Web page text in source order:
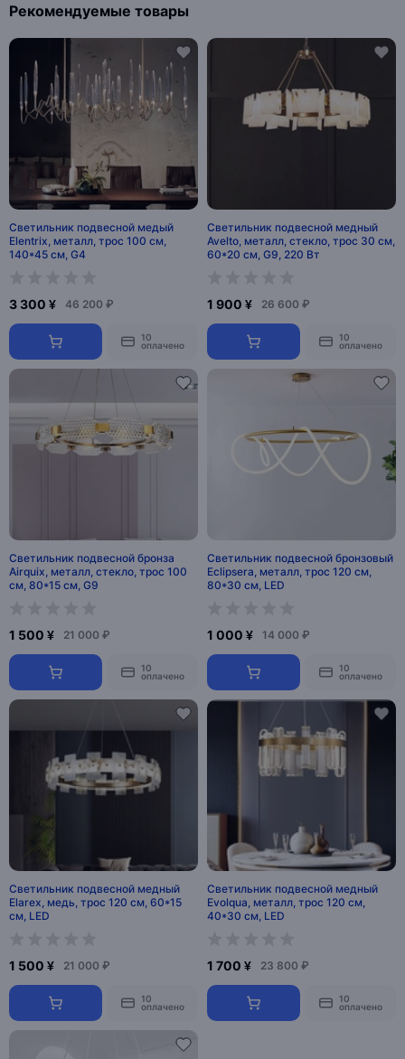
Рекомендуемые товары
Светильник подвесной медый
Elentrix, металл, трос 100 см,
140*45 см, G4
3 300 ¥ 46 200 ₽
10
оплачено
Светильник подвесной медный
Avelto, металл, стекло, трос 30 см,
60*20 см, G9, 220 Вт
1 900 ¥ 26 600 ₽
10
оплачено
Светильник подвесной бронза
Airquix, металл, стекло, трос 100
см, 80*15 см, G9
1 500 ¥ 21 000 ₽
10
оплачено
Светильник подвесной бронзовый
Eclipsera, металл, трос 120 см,
80*30 см, LED
1 000 ¥ 14 000 ₽
10
оплачено
Светильник подвесной медный
Elarex, медь, трос 120 см, 60*15
см, LED
1 500 ¥ 21 000 ₽
10
оплачено
Светильник подвесной медный
Evolqua, металл, трос 120 см,
40*30 см, LED
1 700 ¥ 23 800 ₽
10
оплачено